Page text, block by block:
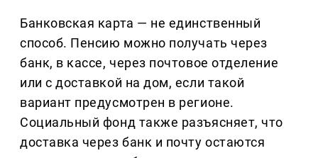
Банковская карта — не единственный
способ. Пенсию можно получать через
банк, в кассе, через почтовое отделение
или с доставкой на дом, если такой
вариант предусмотрен в регионе.
Социальный фонд также разъясняет, что
доставка через банк и почту остаются